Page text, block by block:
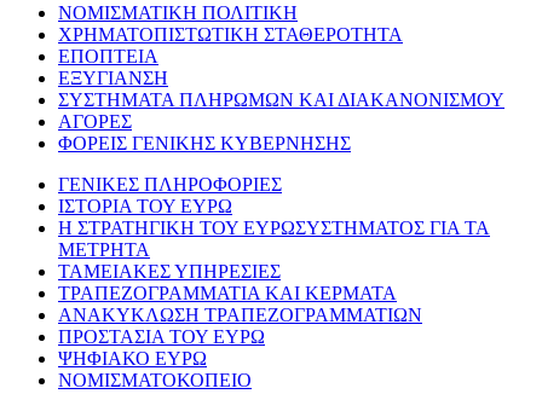
ΝΟΜΙΣΜΑΤΙΚΗ ΠΟΛΙΤΙΚΗ
ΧΡΗΜΑΤΟΠΙΣΤΩΤΙΚΗ ΣΤΑΘΕΡΟΤΗΤΑ
ΕΠΟΠΤΕΙΑ
ΕΞΥΓΙΑΝΣΗ
ΣΥΣΤΗΜΑΤΑ ΠΛΗΡΩΜΩΝ ΚΑΙ ΔΙΑΚΑΝΟΝΙΣΜΟΥ
ΑΓΟΡΕΣ
ΦΟΡΕΙΣ ΓΕΝΙΚΗΣ ΚΥΒΕΡΝΗΣΗΣ
ΓΕΝΙΚΕΣ ΠΛΗΡΟΦΟΡΙΕΣ
ΙΣΤΟΡΙΑ ΤΟΥ ΕΥΡΩ
Η ΣΤΡΑΤΗΓΙΚΗ ΤΟΥ ΕΥΡΩΣΥΣΤΗΜΑΤΟΣ ΓΙΑ ΤΑ
ΜΕΤΡΗΤΑ
ΤΑΜΕΙΑΚΕΣ ΥΠΗΡΕΣΙΕΣ
ΤΡΑΠΕΖΟΓΡΑΜΜΑΤΙΑ ΚΑΙ ΚΕΡΜΑΤΑ
ΑΝΑΚΥΚΛΩΣΗ ΤΡΑΠΕΖΟΓΡΑΜΜΑΤΙΩΝ
ΠΡΟΣΤΑΣΙΑ ΤΟΥ ΕΥΡΩ
ΨΗΦΙΑΚΟ ΕΥΡΩ
ΝΟΜΙΣΜΑΤΟΚΟΠΕΙΟ